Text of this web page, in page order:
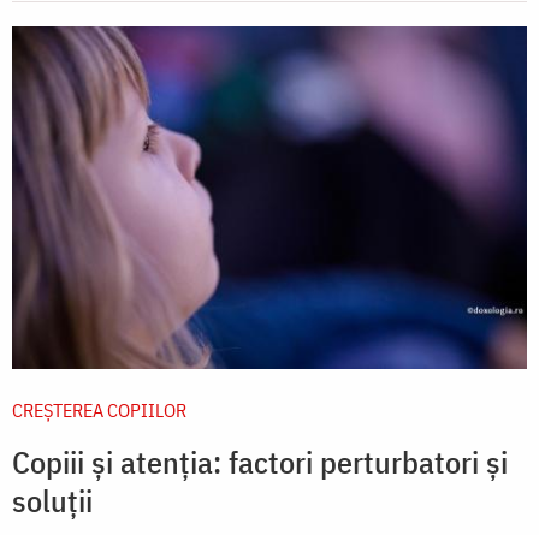
CREŞTEREA COPIILOR
Copiii și atenția: factori perturbatori și
soluții